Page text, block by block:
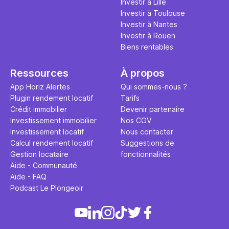
Investir à Lille
Investir à Toulouse
Investir à Nantes
Investir à Rouen
Biens rentables
Ressources
App Horiz Alertes
Plugin rendement locatif
Crédit immobilier
Investissement immobilier
Investissement locatif
Calcul rendement locatif
Gestion locataire
Aide - Communauté
Aide - FAQ
Podcast Le Plongeoir
À propos
Qui sommes-nous ?
Tarifs
Devenir partenaire
Nos CGV
Nous contacter
Suggestions de
fonctionnalités